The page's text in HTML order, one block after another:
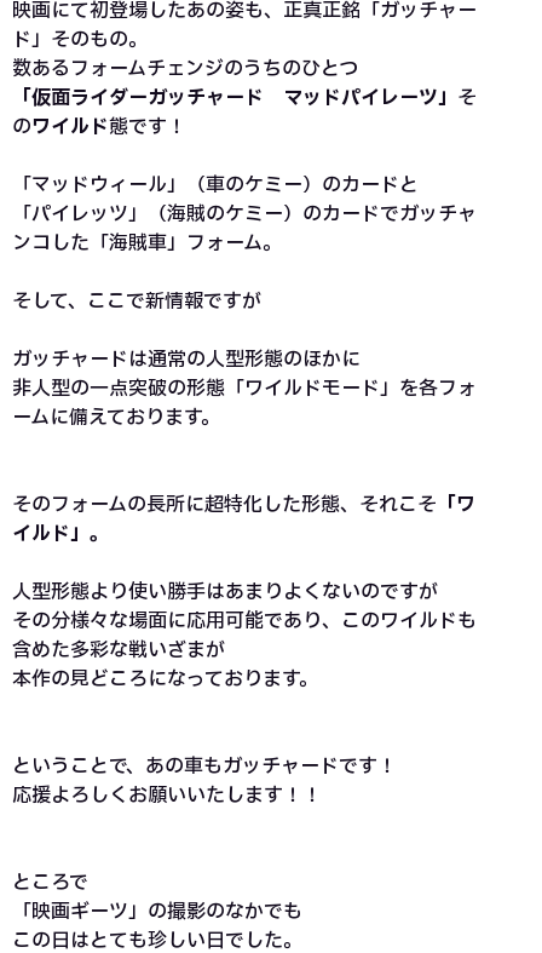
映画にて初登場したあの姿も、正真正銘「ガッチャー
ド」そのもの。
数あるフォームチェンジのうちのひとつ
「仮面ライダーガッチャード マッドパイレーツ」 そ
のワイルド態です！
「マッドウィール」（車のケミー）のカードと
「パイレッツ」（海賊のケミー）のカードでガッチャ
ンコした「海賊車」フォーム。
そして、ここで新情報ですが
ガッチャードは通常の人型形態のほかに
非人型の一点突破の形態「ワイルドモード」を各フォ
ームに備えております。
そのフォームの長所に超特化した形態、それこそ 「ワ
イルド」。
人型形態より使い勝手はあまりよくないのですが
その分様々な場面に応用可能であり、このワイルドも
含めた多彩な戦いざまが
本作の見どころになっております。
ということで、あの車もガッチャードです！
応援よろしくお願いいたします！！
ところで
「映画ギーツ」の撮影のなかでも
この日はとても珍しい日でした。